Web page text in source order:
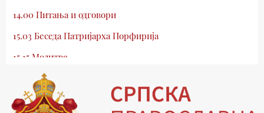
14.00 Питања и одговори
15.03 Беседа Патријарха Порфирија
15.15 Молитве
15.30 Млади у Цркви
16.03 Српски јерарси